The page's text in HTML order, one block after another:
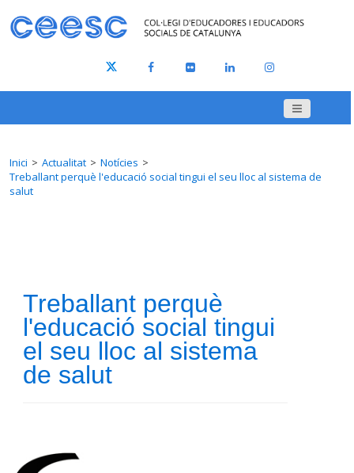
Inici Actualitat
Notícies
Treballant perquè l'educació social tingui el seu lloc al sistema de
salut
Treballant perquè
l'educació social tingui
el seu lloc al sistema
de salut